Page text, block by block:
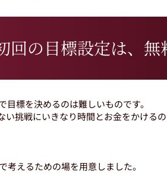
回の目標設定は、
標を決めるのは難しいものです。
い挑戦にいきなり時間とお金をかけるの
考えるための場を用意しました。